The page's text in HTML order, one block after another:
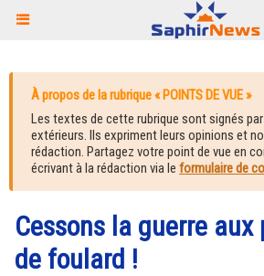
À propos de la rubrique « POINTS DE VUE »
Les textes de cette rubrique sont signés
extérieurs. Ils expriment leurs opinions et
rédaction. Partagez votre point de vue en
écrivant à la rédaction via le formulaire de
Cessons la guerre aux
de foulard !